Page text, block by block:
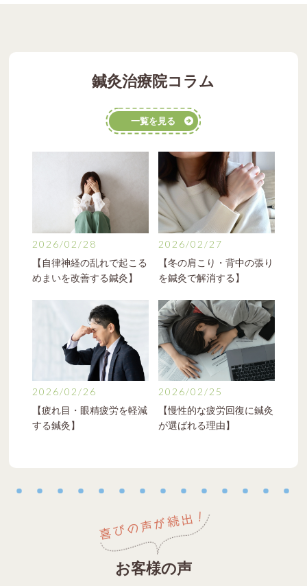
鍼灸治療院コラム
一覧を見る
2026/02/28
【自律神経の乱れで起こる
めまいを改善する鍼灸】
2026/02/27
【冬の肩こり・背中の張り
を鍼灸で解消する】
2026/02/26
【疲れ目・眼精疲労を軽減
する鍼灸】
2026/02/25
【慢性的な疲労回復に鍼灸
が選ばれる理由】
喜びの声が続出！
お客様の声